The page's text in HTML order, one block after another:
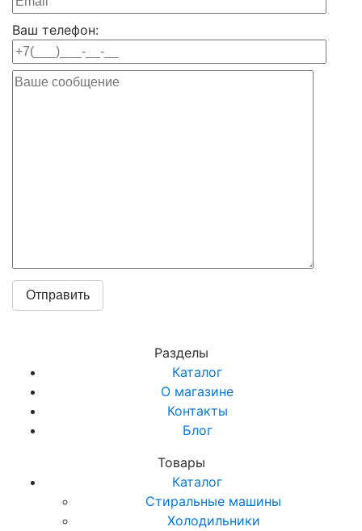
Ваш телефон:
Разделы
Каталог
О магазине
Контакты
Блог
Товары
Каталог
Стиральные машины
Холодильники